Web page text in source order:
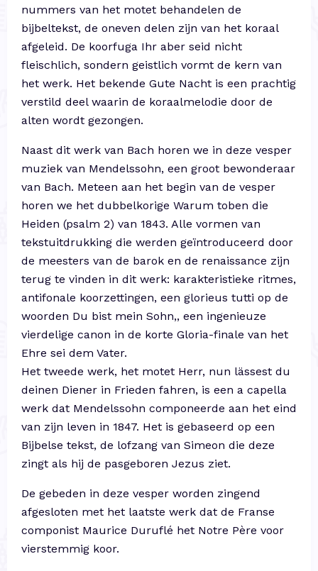
nummers van het motet behandelen de
bijbeltekst, de oneven delen zijn van het koraal
afgeleid. De koorfuga Ihr aber seid nicht
fleischlich, sondern geistlich vormt de kern van
het werk. Het bekende Gute Nacht is een prachtig
verstild deel waarin de koraalmelodie door de
alten wordt gezongen.
Naast dit werk van Bach horen we in deze vesper
muziek van Mendelssohn, een groot bewonderaar
van Bach. Meteen aan het begin van de vesper
horen we het dubbelkorige Warum toben die
Heiden (psalm 2) van 1843. Alle vormen van
tekstuitdrukking die werden geïntroduceerd door
de meesters van de barok en de renaissance zijn
terug te vinden in dit werk: karakteristieke ritmes,
antifonale koorzettingen, een glorieus tutti op de
woorden Du bist mein Sohn,, een ingenieuze
vierdelige canon in de korte Gloria-finale van het
Ehre sei dem Vater.
Het tweede werk, het motet Herr, nun lässest du
deinen Diener in Frieden fahren, is een a capella
werk dat Mendelssohn componeerde aan het eind
van zijn leven in 1847. Het is gebaseerd op een
Bijbelse tekst, de lofzang van Simeon die deze
zingt als hij de pasgeboren Jezus ziet.
De gebeden in deze vesper worden zingend
afgesloten met het laatste werk dat de Franse
componist Maurice Duruflé het Notre Père voor
vierstemmig koor.